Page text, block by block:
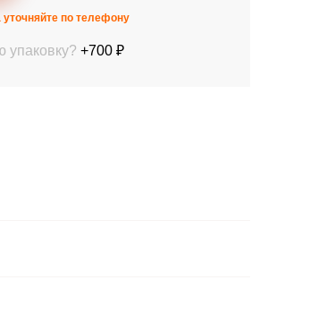
уточняйте по телефону
упаковку? +700 ₽